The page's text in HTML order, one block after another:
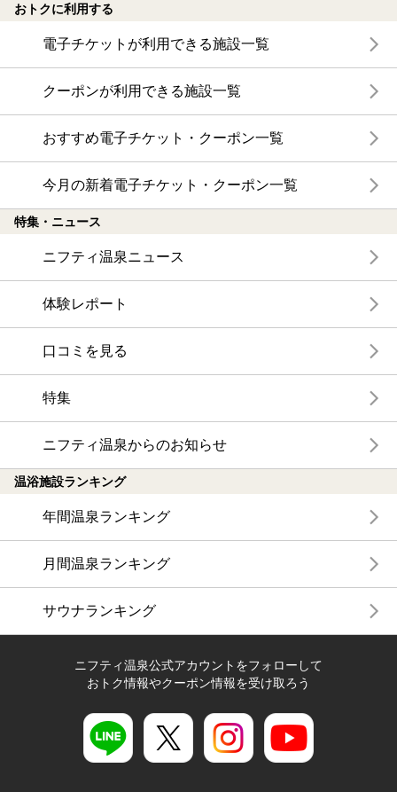
おトクに利用する
電子チケットが利用できる施設一覧
クーポンが利用できる施設一覧
おすすめ電子チケット・クーポン一覧
今月の新着電子チケット・クーポン一覧
特集・ニュース
ニフティ温泉ニュース
体験レポート
口コミを見る
特集
ニフティ温泉からのお知らせ
温浴施設ランキング
年間温泉ランキング
月間温泉ランキング
サウナランキング
ニフティ温泉公式アカウントをフォローして
おトク情報やクーポン情報を受け取ろう